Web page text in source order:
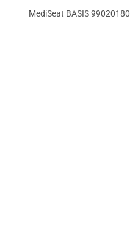
MediSeat BASIS 99020180